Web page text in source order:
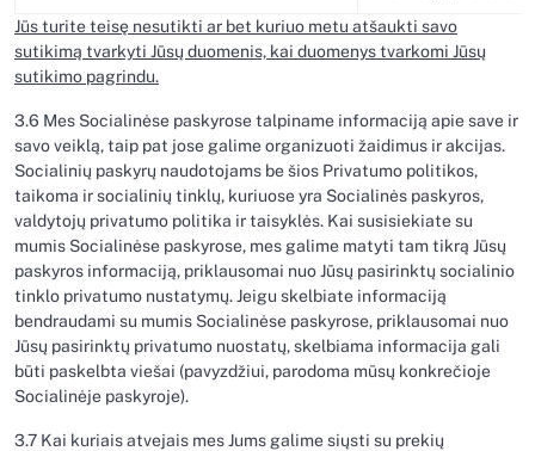
Jūs turite teisę nesutikti ar bet kuriuo metu atšaukti savo
sutikimą tvarkyti Jūsų duomenis, kai duomenys tvarkomi Jūsų
sutikimo pagrindu.
3.6 Mes Socialinėse paskyrose talpiname informaciją apie save ir
savo veiklą, taip pat jose galime organizuoti žaidimus ir akcijas.
Socialinių paskyrų naudotojams be šios Privatumo politikos,
taikoma ir socialinių tinklų, kuriuose yra Socialinės paskyros,
valdytojų privatumo politika ir taisyklės. Kai susisiekiate su
mumis Socialinėse paskyrose, mes galime matyti tam tikrą Jūsų
paskyros informaciją, priklausomai nuo Jūsų pasirinktų socialinio
tinklo privatumo nustatymų. Jeigu skelbiate informaciją
bendraudami su mumis Socialinėse paskyrose, priklausomai nuo
Jūsų pasirinktų privatumo nuostatų, skelbiama informacija gali
būti paskelbta viešai (pavyzdžiui, parodoma mūsų konkrečioje
Socialinėje paskyroje).
3.7 Kai kuriais atvejais mes Jums galime siųsti su prekių